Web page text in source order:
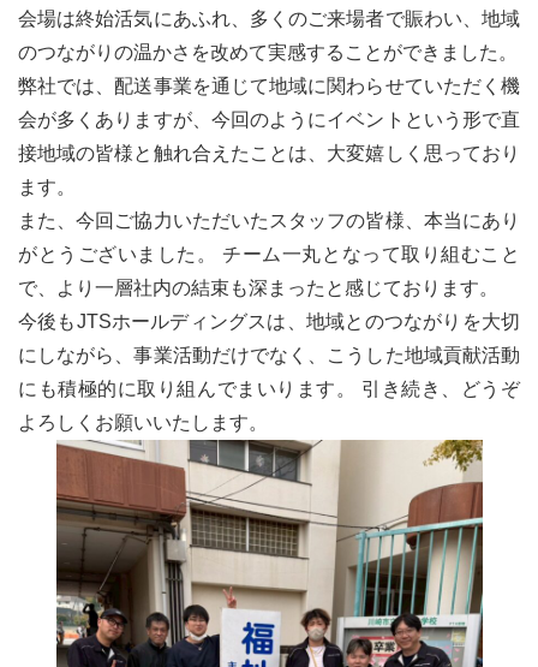
会場は終始活気にあふれ、多くのご来場者で賑わい、地域
のつながりの温かさを改めて実感することができました。
弊社では、配送事業を通じて地域に関わらせていただく機
会が多くありますが、今回のようにイベントという形で直
接地域の皆様と触れ合えたことは、大変嬉しく思っており
ます。
また、今回ご協力いただいたスタッフの皆様、本当にあり
がとうございました。 チーム一丸となって取り組むこと
で、より一層社内の結束も深まったと感じております。
今後もJTSホールディングスは、地域とのつながりを大切
にしながら、事業活動だけでなく、こうした地域貢献活動
にも積極的に取り組んでまいります。 引き続き、どうぞ
よろしくお願いいたします。